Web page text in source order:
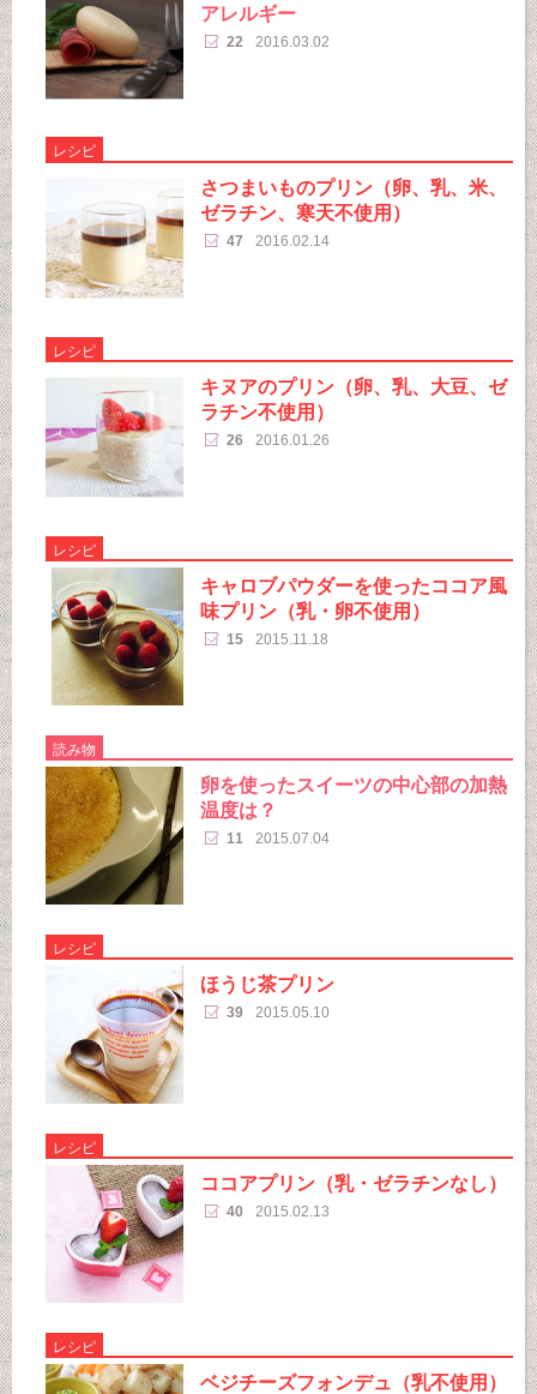
アレルギー
22 2016.03.02
レシピ
さつまいものプリン（卵、乳、米、
ゼラチン、寒天不使用）
47 2016.02.14
レシピ
キヌアのプリン（卵、乳、大豆、ゼ
ラチン不使用）
26 2016.01.26
レシピ
キャロブパウダーを使ったココア風
味プリン（乳・卵不使用）
15 2015.11.18
読み物
卵を使ったスイーツの中心部の加熱
温度は？
11 2015.07.04
レシピ
ほうじ茶プリン
39 2015.05.10
レシピ
ココアプリン（乳・ゼラチンなし）
40 2015.02.13
レシピ
ベジチーズフォンデュ（乳不使用）